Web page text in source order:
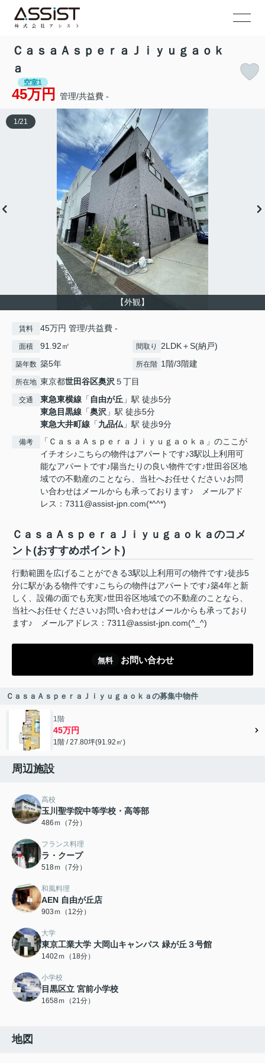
ＣａｓａＡｓｐｅｒａＪｉｙｕｇａｏｋ
ａ
空室1
45万円 管理/共益費 -
【外観】
1 /21
賃料 45万円 管理/共益費 -
面積 91.92㎡ 間取り 2LDK＋S(納戸)
築年数 築5年 所在階 1階/3階建
所在地 東京都世田谷区奥沢 ５丁目
交通 東急東横線 「 自由が丘 」駅 徒歩5分
東急目黒線 「奥沢 」駅 徒歩5分
東急大井町線 「九品仏 」駅 徒歩9分
備考
「ＣａｓａＡｓｐｅｒａＪｉｙｕｇａｏｋａ」のここが
イチオシ♪こちらの物件はアパートです♪3駅以上利用可
能なアパートです♪陽当たりの良い物件です♪世田谷区地
域での不動産のことなら、当社へお任せください♪お問
い合わせはメールからも承っております♪ メールアド
レス：7311@assist-jpn.com(*^^*)
ＣａｓａＡｓｐｅｒａＪｉｙｕｇａｏｋａのコメ
ント(おすすめポイント)
行動範囲を広げることができる3駅以上利用可の物件です♪徒歩5
分に駅がある物件です♪こちらの物件はアパートです♪築4年と新
しく、設備の面でも充実♪世田谷区地域での不動産のことなら、
当社へお任せください♪お問い合わせはメールからも承っており
ます♪ メールアドレス：7311@assist-jpn.com(^_^)
無料 お問い合わせ
ＣａｓａＡｓｐｅｒａＪｉｙｕｇａｏｋａの募集中物件
1階
45万円
1階 / 27.80坪(91.92㎡)
周辺施設
高校
玉川聖学院中等学校・高等部
486ｍ（7分）
フランス料理
ラ・クープ
518ｍ（7分）
和風料理
AEN 自由が丘店
903ｍ（12分）
大学
東京工業大学 大岡山キャンパス 緑が丘３号館
1402ｍ（18分）
小学校
目黒区立 宮前小学校
1658ｍ（21分）
地図